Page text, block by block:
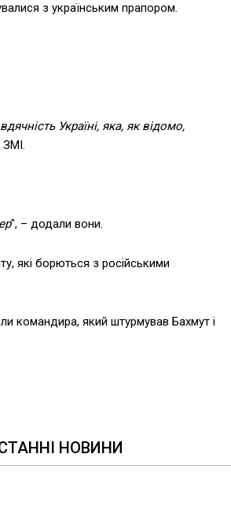
з українським прапором.
Україні, яка, як відомо,
", – додали вони.
які борються з російськими
командира, який штурмував Бахмут і
НОВИНИ